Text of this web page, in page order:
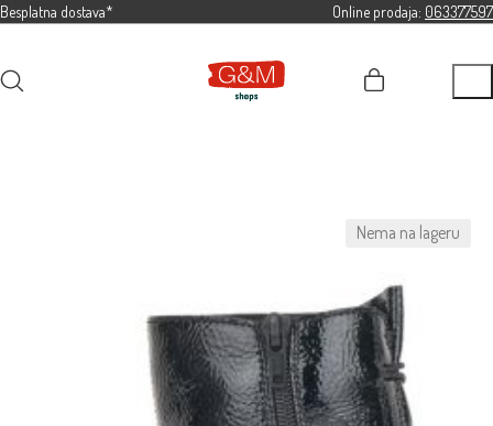
Besplatna dostava* Online prodaja: 063377597
Nema na lageru